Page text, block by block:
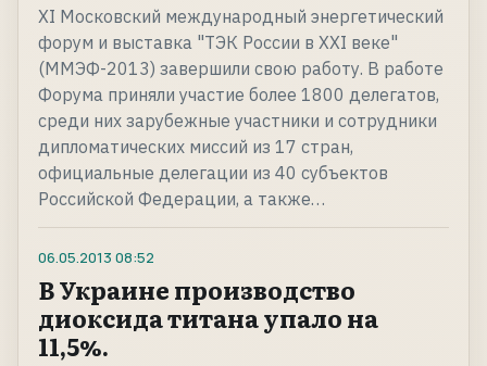
XI Московский международный энергетический
форум и выставка "ТЭК России в XXI веке"
(ММЭФ-2013) завершили свою работу. В работе
Форума приняли участие более 1800 делегатов,
среди них зарубежные участники и сотрудники
дипломатических миссий из 17 стран,
официальные делегации из 40 субъектов
Российской Федерации, а также…
06.05.2013 08:52
В Украине производство
диоксида титана упало на
11,5%.